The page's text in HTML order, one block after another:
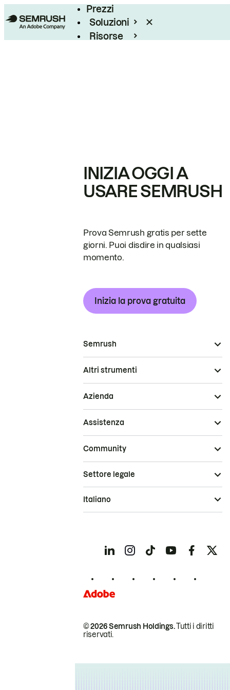
Prezzi
Soluzioni
Risorse
INIZIA OGGI A
USARE SEMRUSH
Prova Semrush gratis per sette
giorni. Puoi disdire in qualsiasi
momento.
Inizia la prova gratuita
Semrush
Altri strumenti
Azienda
Assistenza
Community
© 2026 Semrush Holdings.Tutti i diritti
riservati.
Settore legale
Italiano